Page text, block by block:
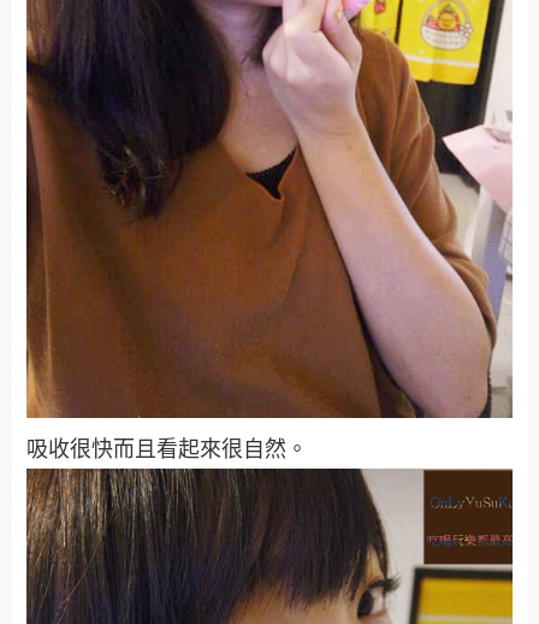
吸收很快而且看起來很自然。